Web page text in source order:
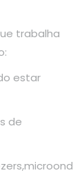
trabalha
estar
de